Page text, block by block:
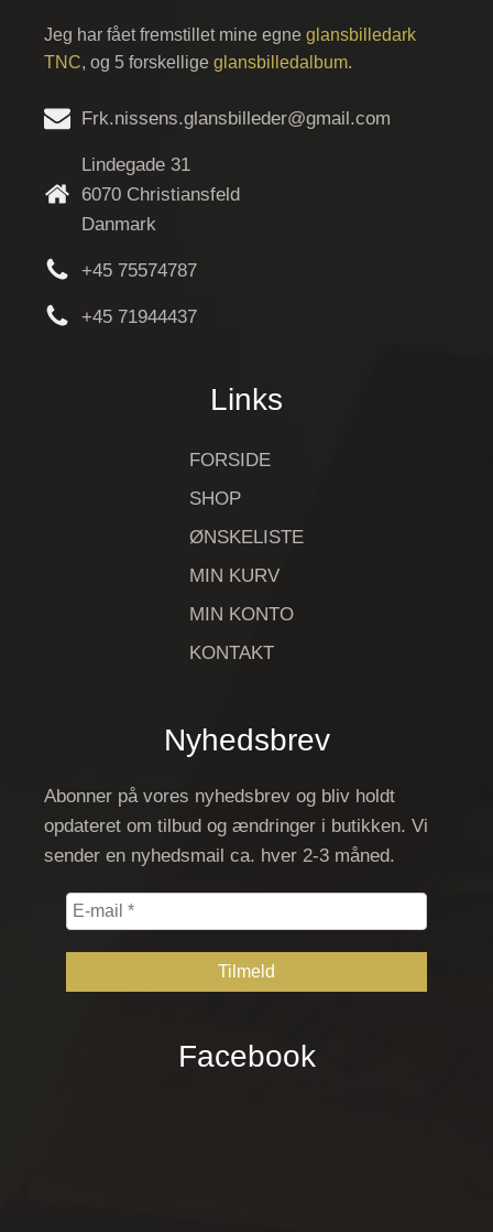
Jeg har fået fremstillet mine egne glansbilledark
TNC, og 5 forskellige glansbilledalbum.
Frk.nissens.glansbilleder@gmail.com
Lindegade 31
6070 Christiansfeld
Danmark
+45 75574787
+45 71944437
Links
FORSIDE
SHOP
ØNSKELISTE
MIN KURV
MIN KONTO
KONTAKT
Nyhedsbrev
Abonner på vores nyhedsbrev og bliv holdt
opdateret om tilbud og ændringer i butikken. Vi
sender en nyhedsmail ca. hver 2-3 måned.
E-
mail
Facebook